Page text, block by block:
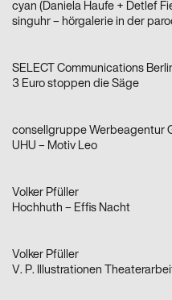
cyan (Daniela Haufe + Detlef
singuhr – hörgalerie in der
SELECT Communications
3 Euro stoppen die Säge
consellgruppe Werbeagentur
UHU – Motiv Leo
Volker Pfüller
Hochhuth – Effis Nacht
Volker Pfüller
V. P. Illustrationen